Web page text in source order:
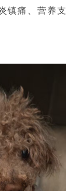
镇痛、营养